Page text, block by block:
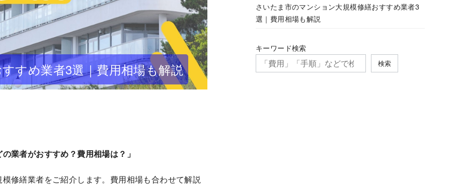
すめ業者3選｜費用相場も解説
業者がおすすめ？費用相場は？」
修繕業者をご紹介します。費用相場も合わせて解説
さいたま市のマンション大規模修繕おすすめ業者3
選｜費用相場も解説
キーワード検索
検索